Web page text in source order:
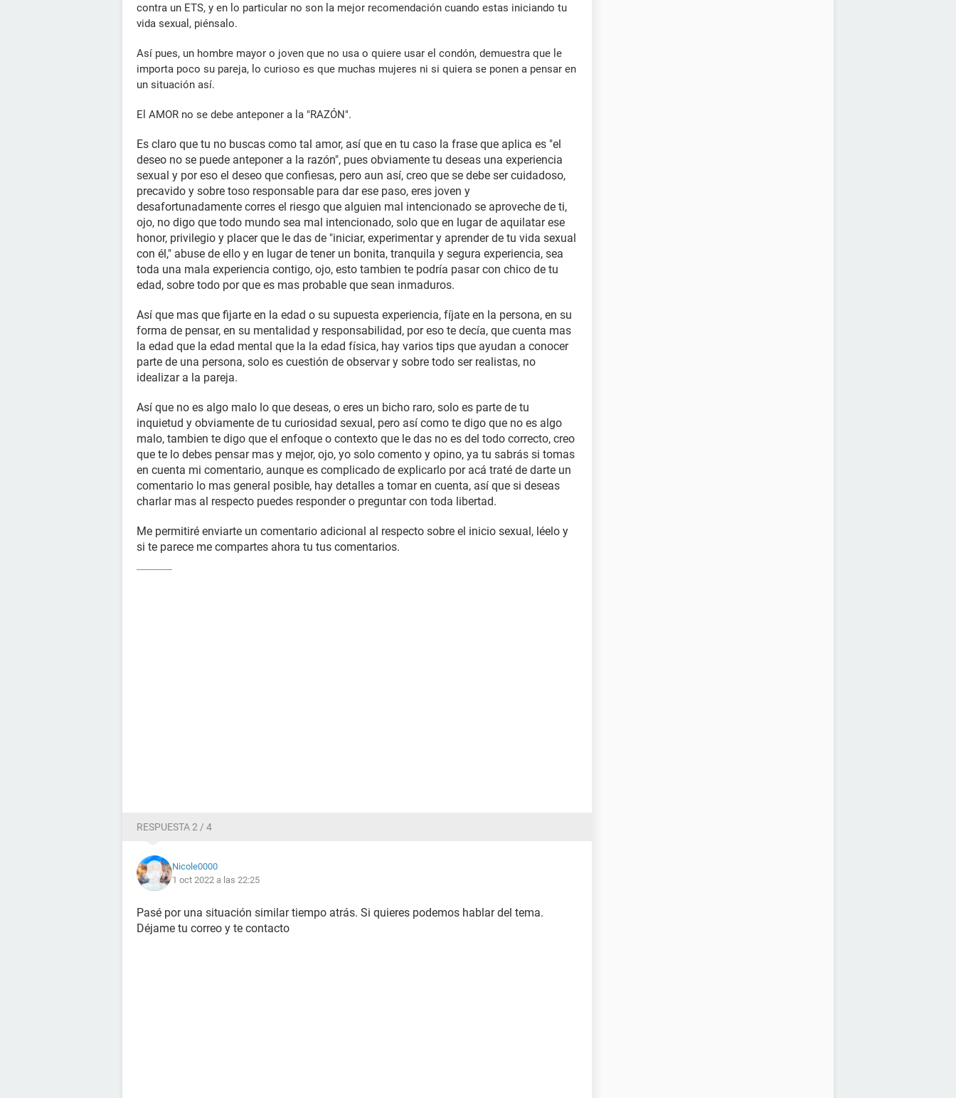
contra un ETS, y en lo particular no son la mejor recomendación cuando estas iniciando tu
vida sexual, piénsalo.
Así pues, un hombre mayor o joven que no usa o quiere usar el condón, demuestra que le
importa poco su pareja, lo curioso es que muchas mujeres ni si quiera se ponen a pensar en
un situación así.
El AMOR no se debe anteponer a la "RAZÓN".
Es claro que tu no buscas como tal amor, así que en tu caso la frase que aplica es "el
deseo no se puede anteponer a la razón", pues obviamente tu deseas una experiencia
sexual y por eso el deseo que confiesas, pero aun así, creo que se debe ser cuidadoso,
precavido y sobre toso responsable para dar ese paso, eres joven y
desafortunadamente corres el riesgo que alguien mal intencionado se aproveche de ti,
ojo, no digo que todo mundo sea mal intencionado, solo que en lugar de aquilatar ese
honor, privilegio y placer que le das de "iniciar, experimentar y aprender de tu vida sexual
con él," abuse de ello y en lugar de tener un bonita, tranquila y segura experiencia, sea
toda una mala experiencia contigo, ojo, esto tambien te podría pasar con chico de tu
edad, sobre todo por que es mas probable que sean inmaduros.
Así que mas que fijarte en la edad o su supuesta experiencia, fíjate en la persona, en su
forma de pensar, en su mentalidad y responsabilidad, por eso te decía, que cuenta mas
la edad que la edad mental que la la edad física, hay varios tips que ayudan a conocer
parte de una persona, solo es cuestión de observar y sobre todo ser realistas, no
idealizar a la pareja.
Así que no es algo malo lo que deseas, o eres un bicho raro, solo es parte de tu
inquietud y obviamente de tu curiosidad sexual, pero así como te digo que no es algo
malo, tambien te digo que el enfoque o contexto que le das no es del todo correcto, creo
que te lo debes pensar mas y mejor, ojo, yo solo comento y opino, ya tu sabrás si tomas
en cuenta mi comentario, aunque es complicado de explicarlo por acá traté de darte un
comentario lo mas general posible, hay detalles a tomar en cuenta, así que si deseas
charlar mas al respecto puedes responder o preguntar con toda libertad.
Me permitiré enviarte un comentario adicional al respecto sobre el inicio sexual, léelo y
si te parece me compartes ahora tu tus comentarios.
RESPUESTA 2 / 4
Nicole0000
1 oct 2022 a las 22:25
Pasé por una situación similar tiempo atrás. Si quieres podemos hablar del tema.
Déjame tu correo y te contacto